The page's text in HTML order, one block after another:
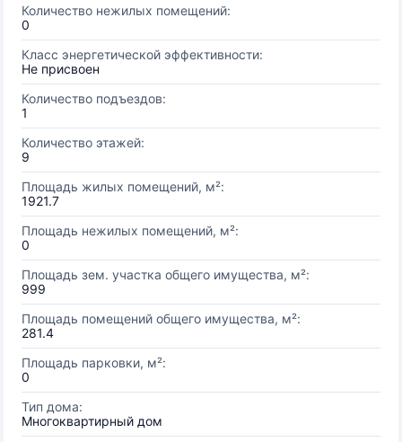
Количество нежилых помещений:
0
Класс энергетической эффективности:
Не присвоен
Количество подъездов:
1
Количество этажей:
9
Площадь жилых помещений, м²:
1921.7
Площадь нежилых помещений, м²:
0
Площадь зем. участка общего имущества, м²:
999
Площадь помещений общего имущества, м²:
281.4
Площадь парковки, м²:
0
Тип дома:
Многоквартирный дом